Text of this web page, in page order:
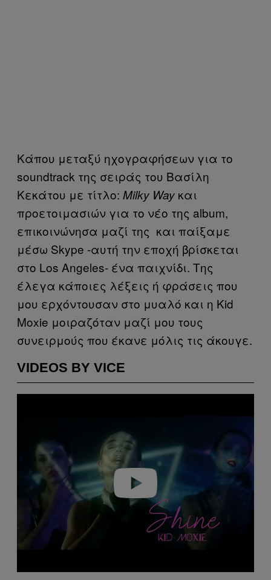
Κάπου μεταξύ ηχογραφήσεων για το
soundtrack της σειράς του Βασίλη
Κεκάτου με τίτλο: Milky Way και
προετοιμασιών για το νέο της album,
επικοινώνησα μαζί της και παίξαμε
μέσω Skype -αυτή την εποχή βρίσκεται
στο Los Angeles- ένα παιχνίδι. Της
έλεγα κάποιες λέξεις ή φράσεις που
μου ερχόντουσαν στο μυαλό και η Κid
Moxie μοιραζόταν μαζί μου τους
συνειρμούς που έκανε μόλις τις άκουγε.
VIDEOS BY VICE
Play video